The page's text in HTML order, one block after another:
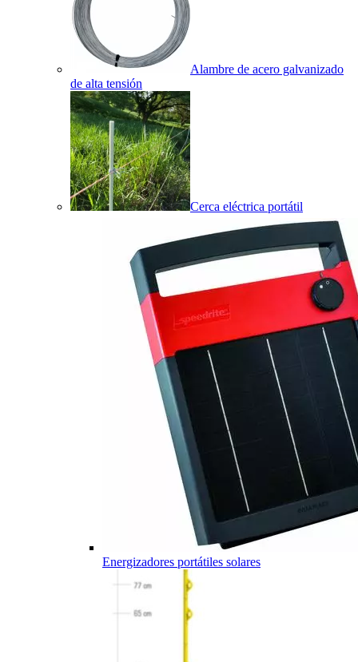
Alambre de acero galvanizado
de alta tensión
Cerca eléctrica portátil
Energizadores portátiles solares